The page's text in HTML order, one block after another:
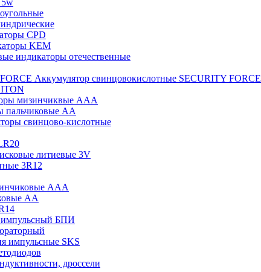
CPD
KEM
индикаторы отечественные
Аккумулятор свинцовокислотные SECURITY FORCE
мизинчиквые ААА
пальчиковые АА
свинцово-кислотные
литиевые 3V
3R12
ААА
АА
импульсный БПИ
импульсные SKS
дроссели